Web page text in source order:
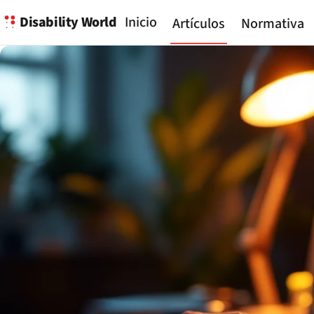
Disability World Inicio Artículos Normativa